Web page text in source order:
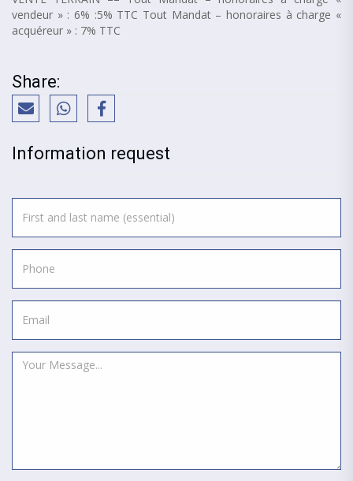
vendeur » : 6% :5% TTC Tout Mandat – honoraires à charge «
acquéreur » : 7% TTC
Share:
Information request